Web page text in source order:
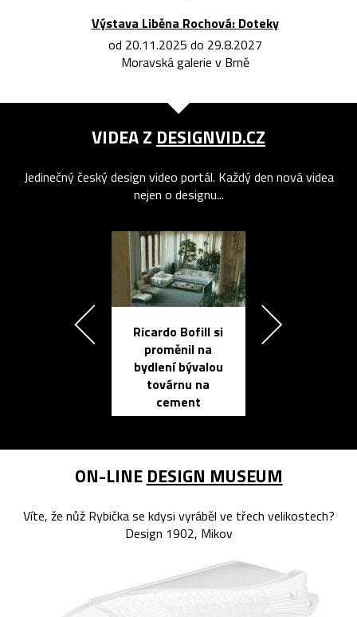
Výstava Liběna Rochová: Doteky
od 20.11.2025 do 29.8.2027
Moravská galerie v Brně
VIDEA Z DESIGNVID.CZ
Jedinečný český design video portál. Každý den nová videa
nejen o designu...
Ricardo Bofill si
proměnil na
bydlení bývalou
továrnu na
cement
ON-LINE DESIGN MUSEUM
Víte, že nůž Rybička se kdysi vyráběl ve třech velikostech?
Design 1902, Mikov